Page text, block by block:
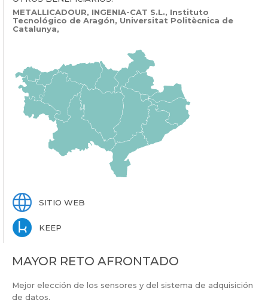
METALLICADOUR, INGENIA-CAT S.L., Instituto
Tecnológico de Aragón, Universitat Politècnica de
Catalunya,
SITIO WEB
KEEP
MAYOR RETO AFRONTADO
Mejor elección de los sensores y del sistema de adquisición
de datos.